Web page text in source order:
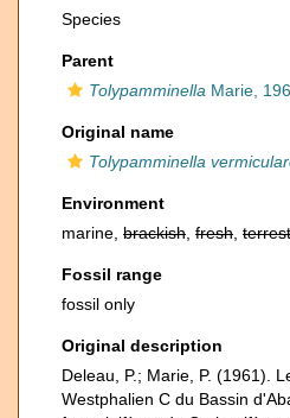
Species
Parent
Tolypamminella Marie,
Original name
Tolypamminella
Environment
marine, brackish fresh
Fossil range
fossil only
Original description
Deleau, P.; Marie, P. (1961).
Westphalien C du Bassin